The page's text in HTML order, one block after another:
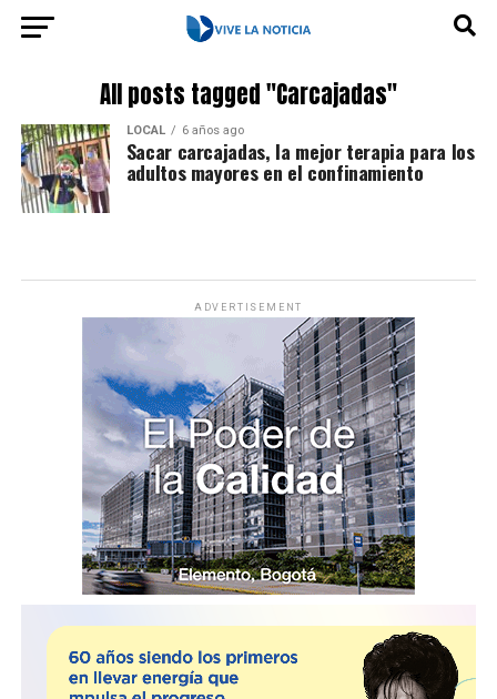
All posts tagged "Carcajadas"
LOCAL 6 años ago
Sacar carcajadas, la mejor terapia para los
adultos mayores en el confinamiento
ADVERTISEMENT